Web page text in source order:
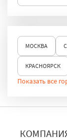
МОСКВА
КРАСНОЯРСК
Показать все